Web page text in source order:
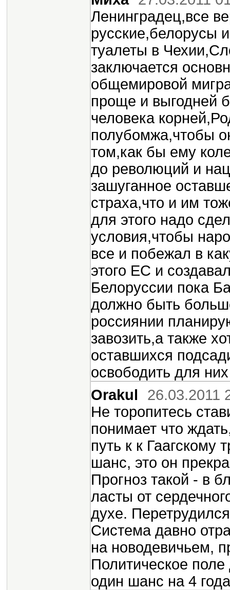
Ленинградец,все
русские,белорусы
туалеты в
заключается
общемировой
проще и выгодней
человека
полубомжа,чтобы
том,как бы ему
до революций и
зашуганное
страха,что и им
для этого надо
условия,чтобы
все и побежал в
этого ЕС и
Белоруссии пока
должно быть
россиянии
завозить,а также
оставшихся
освободить для
Orakul
26.03.2011
Не торопитесь
понимает что
путь к к Гаагскому
шанс, это он
Прогноз такой - в
ласты от
духе.
Система давно
на новодевичьем,
Политическое
один шанс на 4